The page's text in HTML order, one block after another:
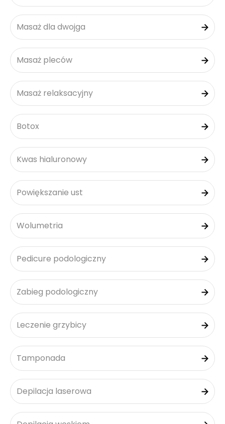
Masaż dla dwojga
Masaż pleców
Masaż relaksacyjny
Botox
Kwas hialuronowy
Powiększanie ust
Wolumetria
Pedicure podologiczny
Zabieg podologiczny
Leczenie grzybicy
Tamponada
Depilacja laserowa